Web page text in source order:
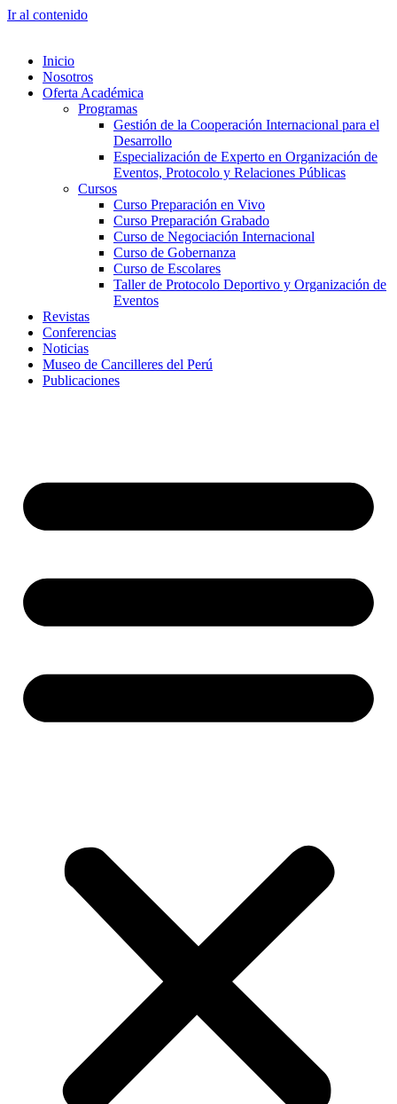
Ir al contenido
Inicio
Nosotros
Oferta Académica
Programas
Gestión de la Cooperación Internacional para el
Desarrollo
Especialización de Experto en Organización de
Eventos, Protocolo y Relaciones Públicas
Cursos
Curso Preparación en Vivo
Curso Preparación Grabado
Curso de Negociación Internacional
Curso de Gobernanza
Curso de Escolares
Taller de Protocolo Deportivo y Organización de
Eventos
Revistas
Conferencias
Noticias
Museo de Cancilleres del Perú
Publicaciones